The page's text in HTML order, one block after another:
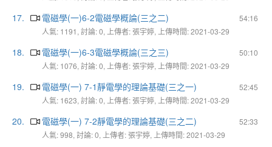
17. 54:16
電磁學(一)6-2電磁學概論(三之二)
人氣: 1191, 討論: 0, 上傳者: 張宇婷, 上傳時間: 2021-03-29
18. 50:10
電磁學(一)6-3電磁學概論(三之三)
人氣: 1076, 討論: 0, 上傳者: 張宇婷, 上傳時間: 2021-03-29
19. 52:45
電磁學(一) 7-1靜電學的理論基礎(三之一)
人氣: 1623, 討論: 0, 上傳者: 張宇婷, 上傳時間: 2021-03-29
20. 52:33
電磁學(一) 7-2靜電學的理論基礎(三之二)
人氣: 998, 討論: 0, 上傳者: 張宇婷, 上傳時間: 2021-03-29